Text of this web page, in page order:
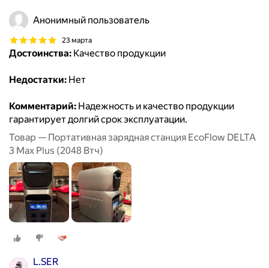
Анонимный пользователь
23 марта
Достоинства: Качество продукции
Недостатки: Нет
Комментарий: Надежность и качество продукции
гарантирует долгий срок эксплуатации.
Товар — Портативная зарядная станция EcoFlow DELTA
3 Max Plus (2048 Втч)
L.SER